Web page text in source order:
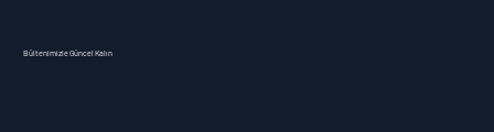
Bültenimizle Güncel Kalın